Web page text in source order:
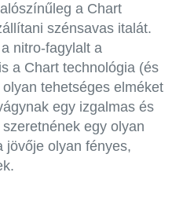
a Chart
szénsavas italát.
nitro-fagylalt a
a Chart technológia (és
tehetséges elméket
egy izgalmas és
egy olyan
jövője olyan fényes,